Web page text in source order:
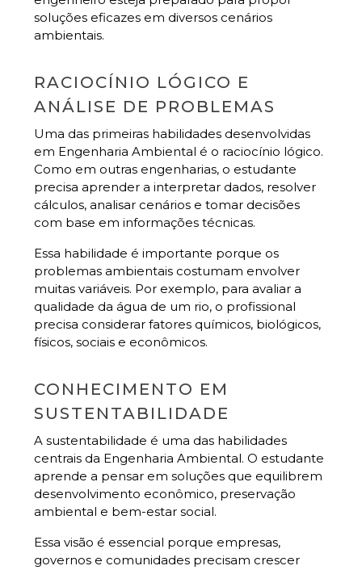
soluções eficazes em diversos cenários
ambientais.
RACIOCÍNIO LÓGICO E
ANÁLISE DE PROBLEMAS
Uma das primeiras habilidades desenvolvidas
em Engenharia Ambiental é o raciocínio lógico.
Como em outras engenharias, o estudante
precisa aprender a interpretar dados, resolver
cálculos, analisar cenários e tomar decisões
com base em informações técnicas.
Essa habilidade é importante porque os
problemas ambientais costumam envolver
muitas variáveis. Por exemplo, para avaliar a
qualidade da água de um rio, o profissional
precisa considerar fatores químicos, biológicos,
físicos, sociais e econômicos.
CONHECIMENTO EM
SUSTENTABILIDADE
A sustentabilidade é uma das habilidades
centrais da Engenharia Ambiental. O estudante
aprende a pensar em soluções que equilibrem
desenvolvimento econômico, preservação
ambiental e bem-estar social.
Essa visão é essencial porque empresas,
governos e comunidades precisam crescer